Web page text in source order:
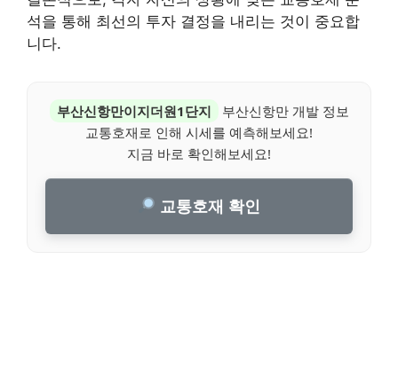
석을 통해 최선의 투자 결정을 내리는 것이 중요합
니다.
부산신항만이지더원1단지
부산신항만 개발 정보
교통호재로 인해 시세를 예측해보세요!
지금 바로 확인해보세요!
교통호재 확인